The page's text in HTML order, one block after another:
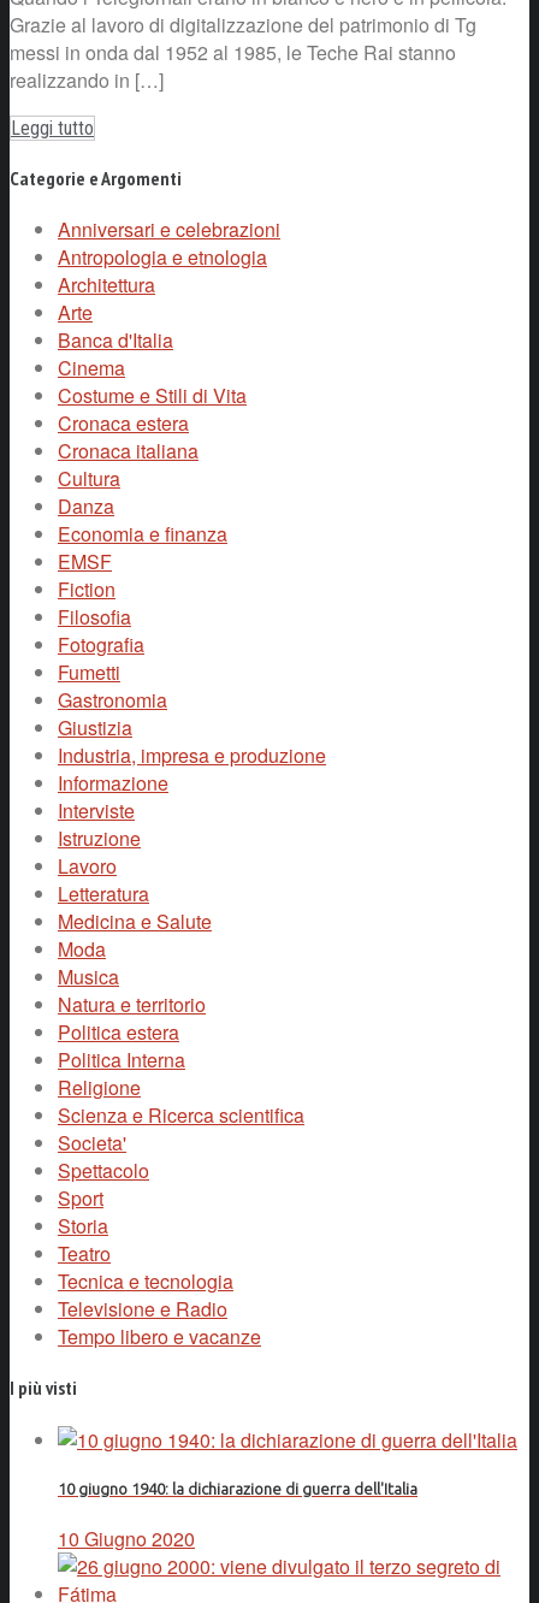
Grazie al lavoro di digitalizzazione del patrimonio di Tg
messi in onda dal 1952 al 1985, le Teche Rai stanno
realizzando in […]
Leggi tutto
Categorie e Argomenti
Anniversari e celebrazioni
Antropologia e etnologia
Architettura
Arte
Banca d'Italia
Cinema
Costume e Stili di Vita
Cronaca estera
Cronaca italiana
Cultura
Danza
Economia e finanza
EMSF
Fiction
Filosofia
Fotografia
Fumetti
Gastronomia
Giustizia
Industria, impresa e produzione
Informazione
Interviste
Istruzione
Lavoro
Letteratura
Medicina e Salute
Moda
Musica
Natura e territorio
Politica estera
Politica Interna
Religione
Scienza e Ricerca scientifica
Societa'
Spettacolo
Sport
Storia
Teatro
Tecnica e tecnologia
Televisione e Radio
Tempo libero e vacanze
I più visti
10 giugno 1940: la dichiarazione di guerra dell'Italia
10 Giugno 2020